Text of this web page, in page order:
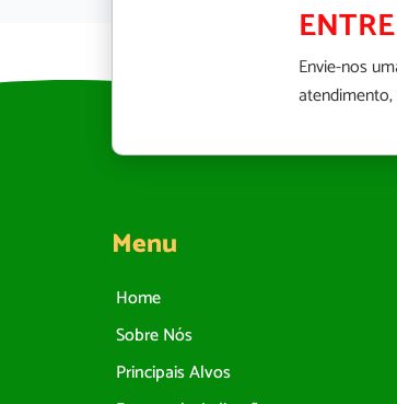
Envie-nos
Menu
Home
Sobre Nós
Principais Alvos